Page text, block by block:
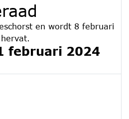
en wordt 8 februari
februari 2024